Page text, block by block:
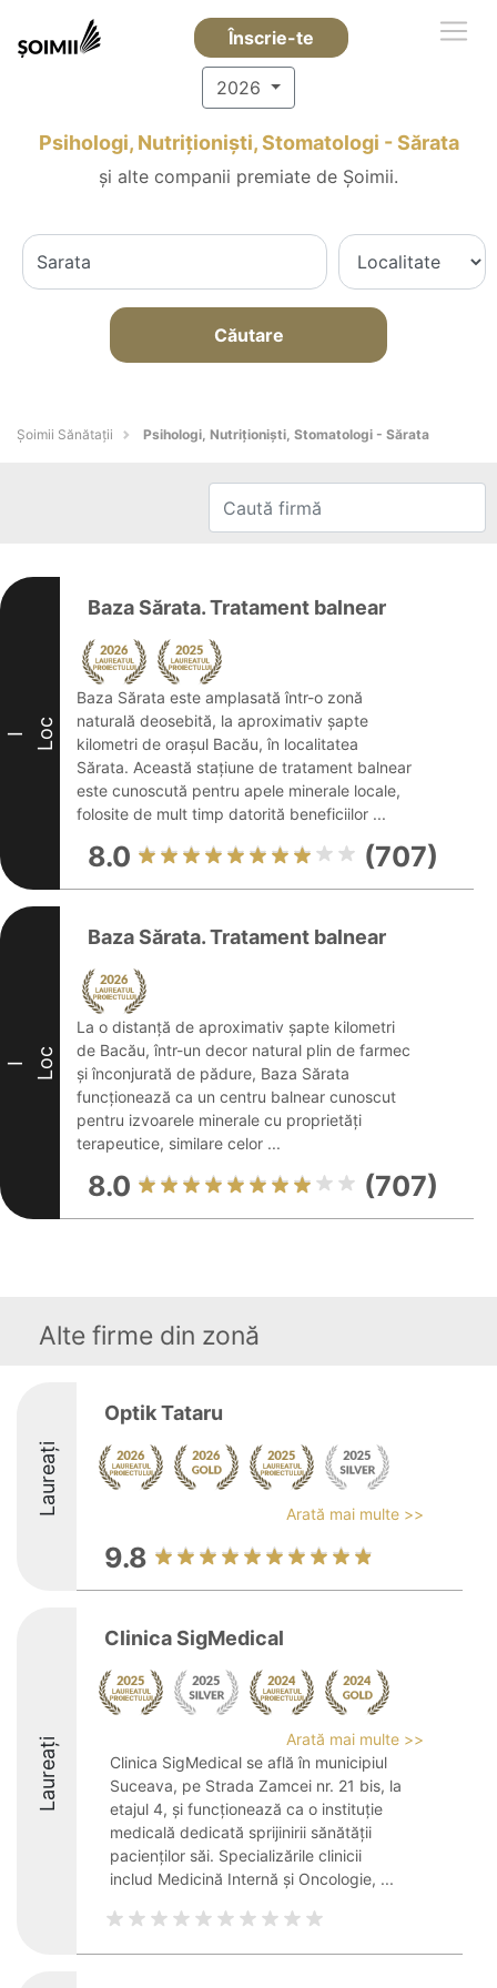
Înscrie-te
2026
Psihologi, Nutriționiști, Stomatologi - Sărata
și alte companii premiate de Șoimii.
Căutare
Şoimii Sănătații Psihologi, Nutriționiști, Stomatologi - Sărata
I Loc
Baza Sărata. Tratament balnear
Baza Sărata este amplasată într-o zonă
naturală deosebită, la aproximativ șapte
kilometri de orașul Bacău, în localitatea
Sărata. Această stațiune de tratament balnear
este cunoscută pentru apele minerale locale,
folosite de mult timp datorită beneficiilor ...
8.0 (707)
I Loc
Baza Sărata. Tratament balnear
La o distanță de aproximativ șapte kilometri
de Bacău, într-un decor natural plin de farmec
și înconjurată de pădure, Baza Sărata
funcționează ca un centru balnear cunoscut
pentru izvoarele minerale cu proprietăți
terapeutice, similare celor ...
8.0 (707)
Alte firme din zonă
Laureați
Optik Tataru
Arată mai multe >>
9.8
Laureați
Clinica SigMedical
Arată mai multe >>
Clinica SigMedical se află în municipiul
Suceava, pe Strada Zamcei nr. 21 bis, la
etajul 4, și funcționează ca o instituție
medicală dedicată sprijinirii sănătății
pacienților săi. Specializările clinicii
includ Medicină Internă și Oncologie, ...